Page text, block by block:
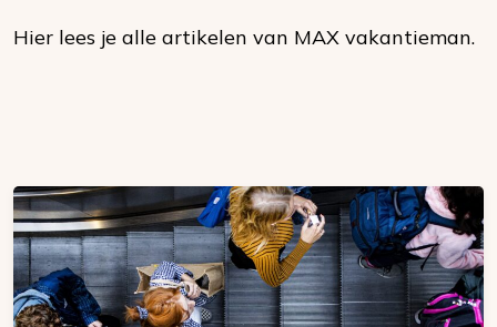
Hier lees je alle artikelen van MAX vakantieman.